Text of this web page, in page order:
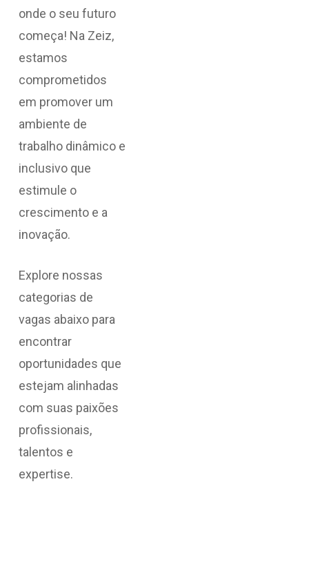
onde o seu futuro
começa! Na Zeiz,
estamos
comprometidos
em promover um
ambiente de
trabalho dinâmico e
inclusivo que
estimule o
crescimento e a
inovação.
Explore nossas
categorias de
vagas abaixo para
encontrar
oportunidades que
estejam alinhadas
com suas paixões
profissionais,
talentos e
expertise.